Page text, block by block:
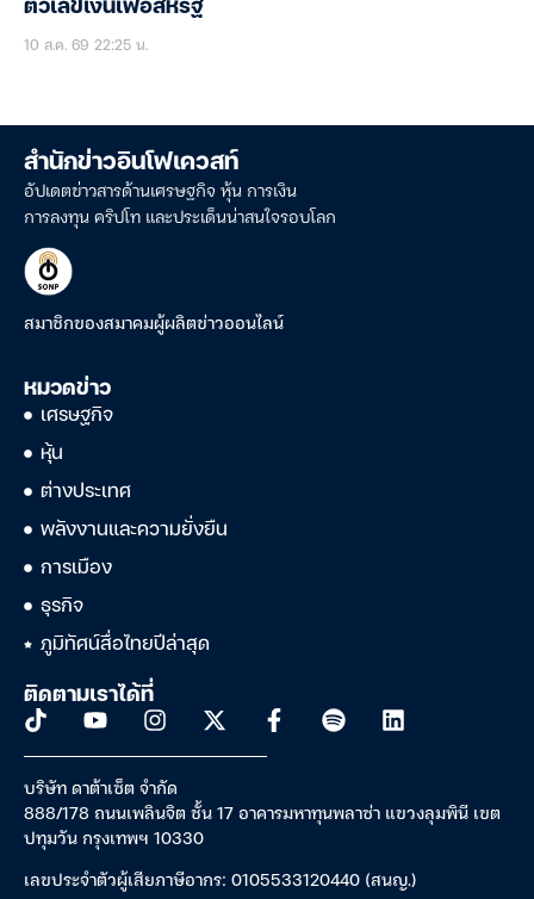
ตัวเลขเงินเฟ้อสหรัฐ
10 ส.ค. 69 22:25 น.
สำนักข่าวอินโฟเควสท์
อัปเดตข่าวสารด้านเศรษฐกิจ หุ้น การเงิน
การลงทุน คริปโท และประเด็นน่าสนใจรอบโลก
สมาชิกของสมาคมผู้ผลิตข่าวออนไลน์
หมวดข่าว
เศรษฐกิจ
หุ้น
ต่างประเทศ
พลังงานและความยั่งยืน
การเมือง
ธุรกิจ
ภูมิทัศน์สื่อไทยปีล่าสุด
ติดตามเราได้ที่
บริษัท ดาต้าเซ็ต จำกัด
888/178 ถนนเพลินจิต ชั้น 17 อาคารมหาทุนพลาซ่า แขวงลุมพินี เขต
ปทุมวัน กรุงเทพฯ 10330
เลขประจำตัวผู้เสียภาษีอากร: 0105533120440 (สนญ.)